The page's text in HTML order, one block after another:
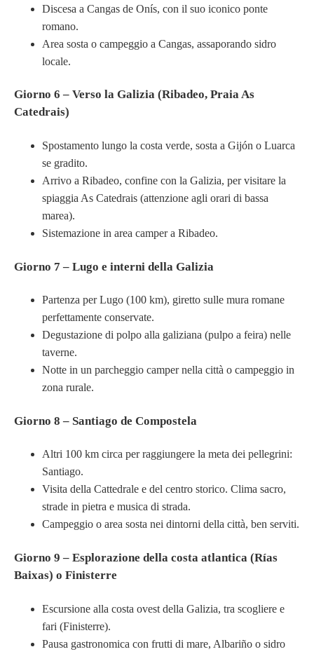
Discesa a Cangas de Onís, con il suo iconico ponte
romano.
Area sosta o campeggio a Cangas, assaporando sidro
locale.
Giorno 6 – Verso la Galizia (Ribadeo, Praia As
Catedrais)
Spostamento lungo la costa verde, sosta a Gijón o Luarca
se gradito.
Arrivo a Ribadeo, confine con la Galizia, per visitare la
spiaggia As Catedrais (attenzione agli orari di bassa
marea).
Sistemazione in area camper a Ribadeo.
Giorno 7 – Lugo e interni della Galizia
Partenza per Lugo (100 km), giretto sulle mura romane
perfettamente conservate.
Degustazione di polpo alla galiziana (pulpo a feira) nelle
taverne.
Notte in un parcheggio camper nella città o campeggio in
zona rurale.
Giorno 8 – Santiago de Compostela
Altri 100 km circa per raggiungere la meta dei pellegrini:
Santiago.
Visita della Cattedrale e del centro storico. Clima sacro,
strade in pietra e musica di strada.
Campeggio o area sosta nei dintorni della città, ben serviti.
Giorno 9 – Esplorazione della costa atlantica (Rías
Baixas) o Finisterre
Escursione alla costa ovest della Galizia, tra scogliere e
fari (Finisterre).
Pausa gastronomica con frutti di mare, Albariño o sidro